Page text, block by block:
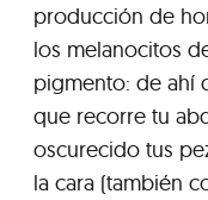
producción de
los melanocitos
pigmento: de ahí
que recorre tu
oscurecido tus
la cara (también